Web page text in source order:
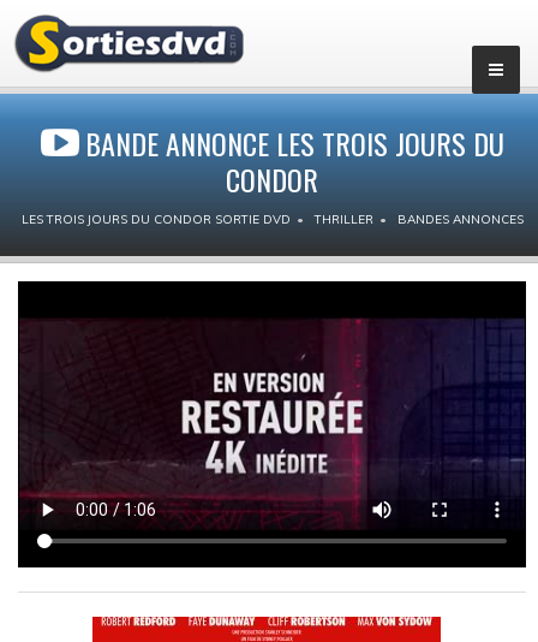
BANDE ANNONCE LES TROIS JOURS DU
CONDOR
LES TROIS JOURS DU CONDOR SORTIE DVD THRILLER BANDES ANNONCES